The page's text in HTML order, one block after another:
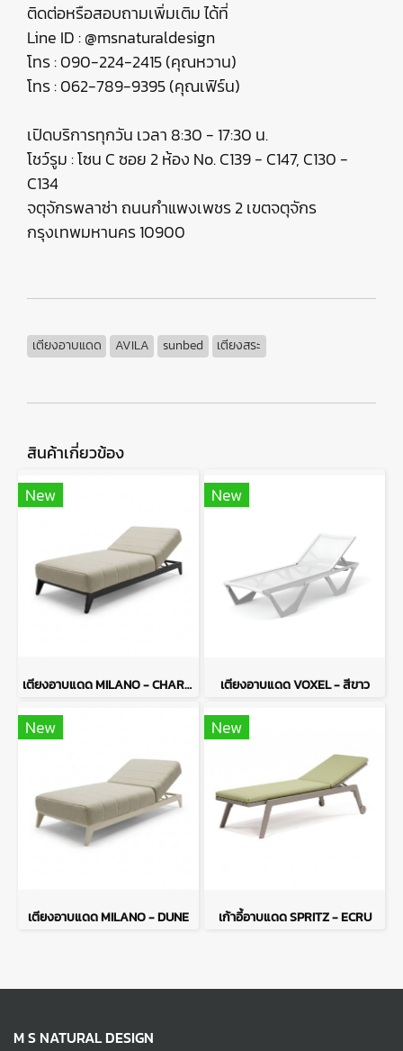
ติดต่อหรือสอบถามเพิ่มเติม ได้ที่
Line ID : @msnaturaldesign
โทร : 090-224-2415 (คุณหวาน)
โทร : 062-789-9395 (คุณเฟิร์น)
เปิดบริการทุกวัน เวลา 8:30 - 17:30 น.
โชว์รูม : โซน C ซอย 2 ห้อง No. C139 - C147, C130 -
C134
จตุจักรพลาซ่า ถนนกำแพงเพชร 2 เขตจตุจักร
กรุงเทพมหานคร 10900
เตียงอาบแดด AVILA sunbed เตียงสระ
สินค้าเกี่ยวข้อง
New
เตียงอาบแดด MILANO - CHARCOAL
New
เตียงอาบแดด VOXEL - สีขาว
New
เตียงอาบแดด MILANO - DUNE
New
เก้าอี้อาบแดด SPRITZ - ECRU
M S NATURAL DESIGN